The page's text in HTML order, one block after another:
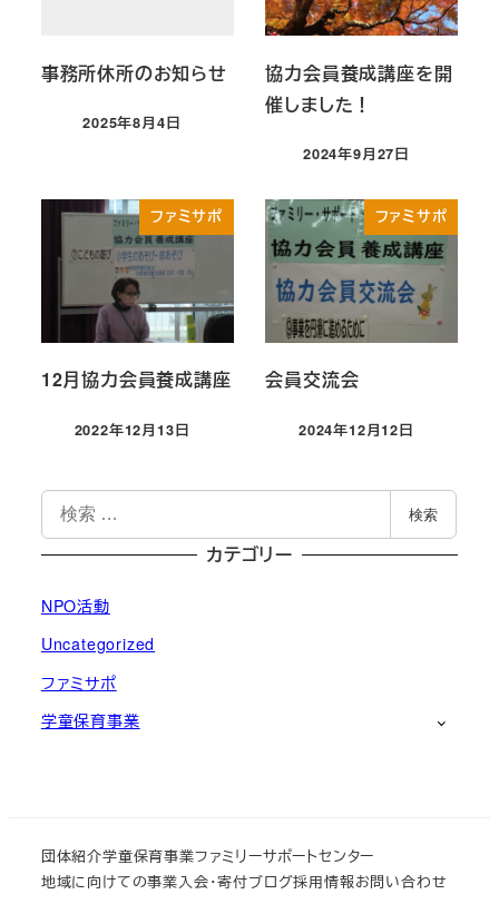
事務所休所のお知らせ
投稿日
2025年8月4日
協力会員養成講座を開
催しました！
投稿日
2024年9月27日
ファミサポ
12月協力会員養成講座
投稿日
2022年12月13日
ファミサポ
会員交流会
投稿日
2024年12月12日
索
検索
カテゴリー
NPO活動
Uncategorized
ファミサポ
学童保育事業
団体紹介学童保育事業ファミリーサポートセンター
地域に向けての事業入会・寄付ブログ採用情報お問い合わせ